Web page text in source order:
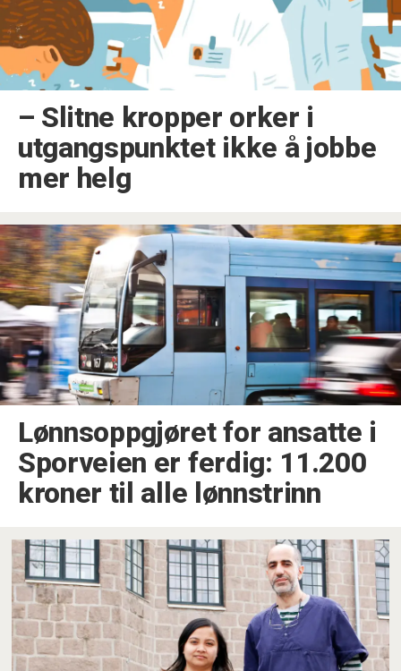
–⁠ Slitne kropper orker i
utgangspunktet ikke å jobbe
mer helg
Lønnsoppgjøret for ansatte i
Sporveien er ferdig: 11.200
kroner til alle lønnstrinn